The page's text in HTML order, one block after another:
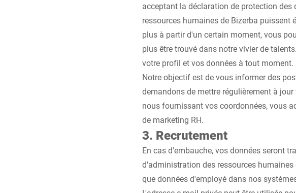
acceptant la déclaration de protection des
ressources humaines de Bizerba
plus à partir d'un certain moment, vous
plus être trouvé dans notre vivier de
votre profil et vos données à tout moment.
Notre objectif est de vous informer des
demandons de mettre régulièrement à
nous fournissant vos coordonnées, vous
de marketing RH.
3. Recrutement
En cas d'embauche, vos données seront
d'administration des ressources
que données d'employé dans nos